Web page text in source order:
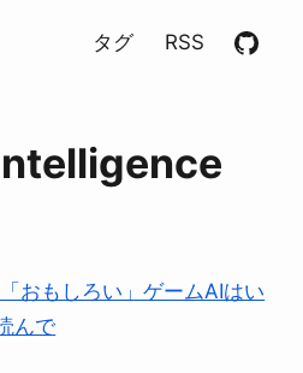
タグ RSS
おもしろい」ゲームAIはい
んで